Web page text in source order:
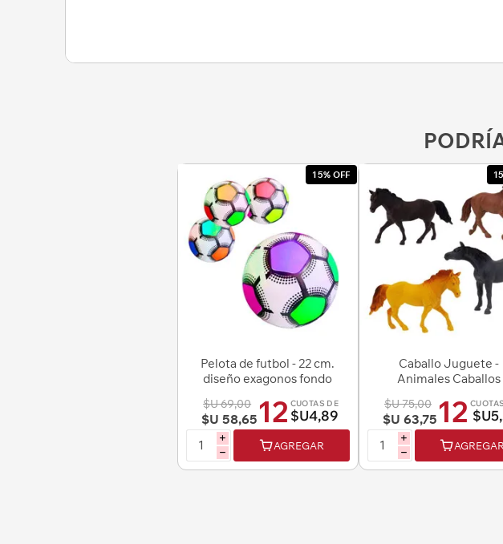
15% OFF
Pelota de futbol - 22 cm.
diseño exagonos fondo
$U 69,00
$U 58,65 12 CUOTAS DE
$U4,89
i
h
AGREGAR
Caballo Juguete -
Animales Caballos
$U 75,00
$U 63,75 12
i
h
AGREGAR